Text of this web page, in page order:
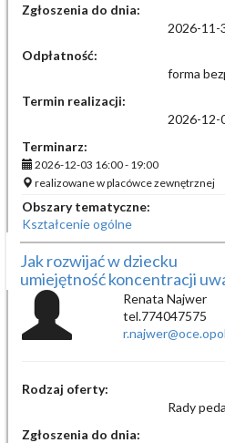
Zgłoszenia do dnia:
2026-11-
Odpłatność:
forma
Termin realizacji:
2026-12-
Terminarz:
2026-12-03 16:00 - 19:00
realizowane w placówce zewnętrznej
Obszary tematyczne:
Kształcenie ogólne
Jak rozwijać w dziecku
umiejętność koncentracji
Renata Najwer
tel.774047575
Rodzaj oferty:
Rady
Zgłoszenia do dnia: